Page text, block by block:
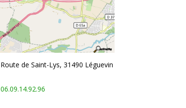
Route de Saint-Lys, 31490 Léguevin
06.09.14.92.96